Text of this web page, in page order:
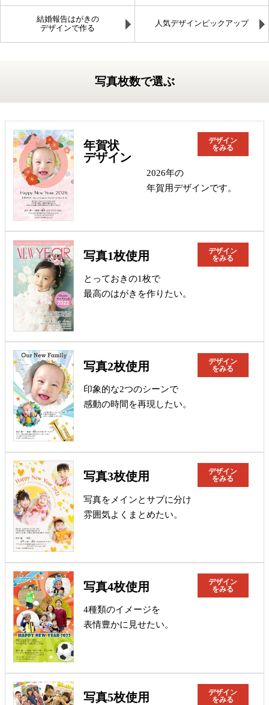
結婚報告はがきの
デザインで作る
人気デザインピックアップ
写真枚数で選ぶ
年賀状
デザイン
デザイン
をみる
2026年の
年賀用デザインです。
写真1枚使用
デザイン
をみる
とっておきの1枚で
最高のはがきを作りたい。
写真2枚使用
デザイン
をみる
印象的な2つのシーンで
感動の時間を再現したい。
写真3枚使用
デザイン
をみる
写真をメインとサブに分け
雰囲気よくまとめたい。
写真4枚使用
デザイン
をみる
4種類のイメージを
表情豊かに見せたい。
写真5枚使用
デザイン
をみる